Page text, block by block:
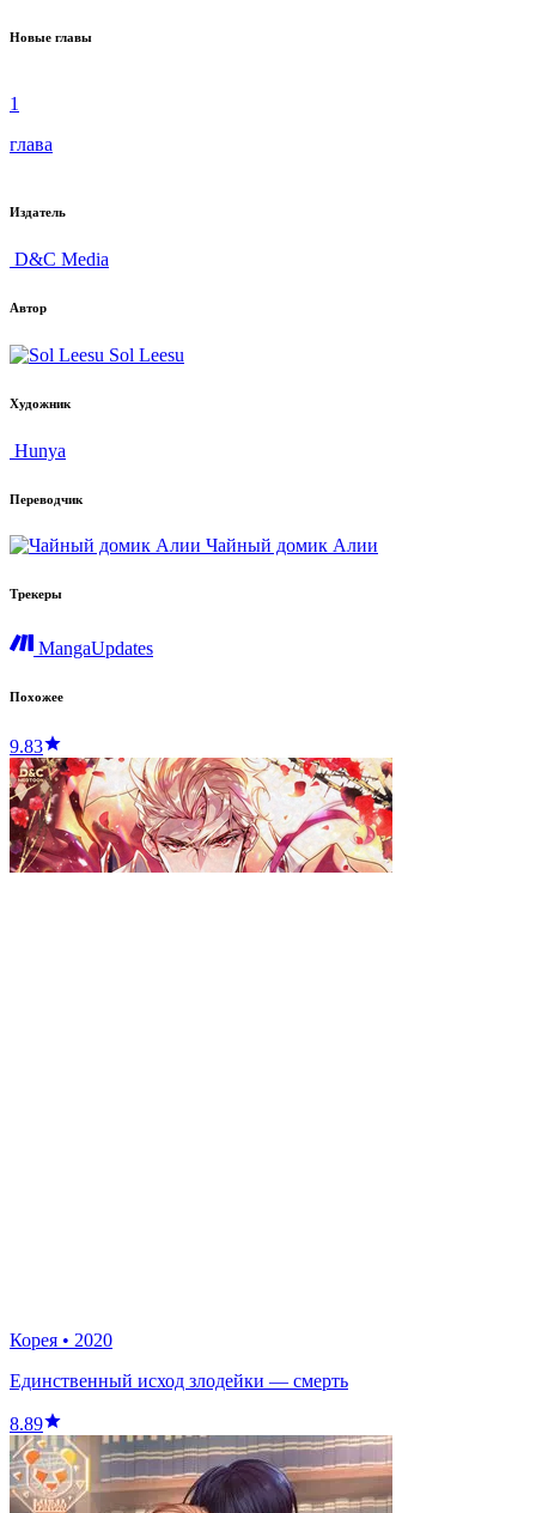
Новые главы
1
глава
Издатель
D&C Media
Автор
Sol Leesu
Художник
Hunya
Переводчик
Чайный домик Алии
Трекеры
MangaUpdates
Похожее
9.83
Корея • 2020
Единственный исход злодейки — смерть
8.89